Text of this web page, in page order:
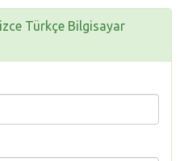
Türkçe Bilgisayar